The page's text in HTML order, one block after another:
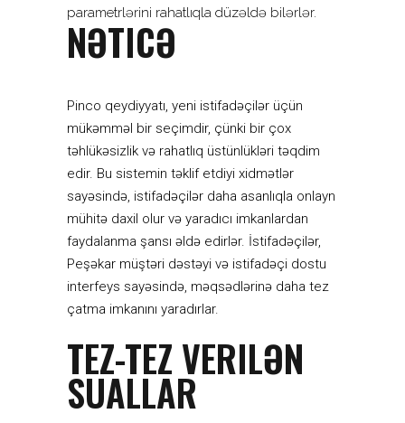
parametrlərini rahatlıqla düzəldə bilərlər.
NƏTICƏ
Pinco qeydiyyatı, yeni istifadəçilər üçün
mükəmməl bir seçimdir, çünki bir çox
təhlükəsizlik və rahatlıq üstünlükləri təqdim
edir. Bu sistemin təklif etdiyi xidmətlər
sayəsində, istifadəçilər daha asanlıqla onlayn
mühitə daxil olur və yaradıcı imkanlardan
faydalanma şansı əldə edirlər. İstifadəçilər,
Peşəkar müştəri dəstəyi və istifadəçi dostu
interfeys sayəsində, məqsədlərinə daha tez
çatma imkanını yaradırlar.
TEZ-TEZ VERILƏN
SUALLAR